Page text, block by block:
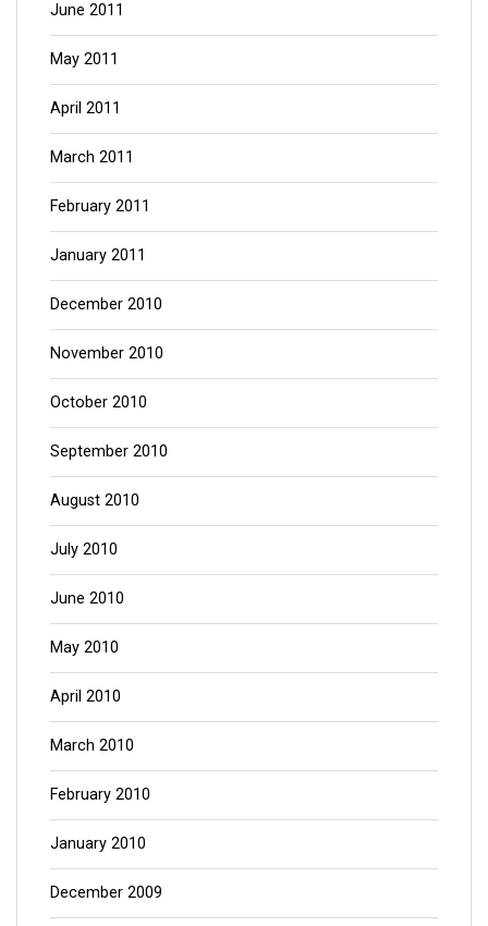
June 2011
May 2011
April 2011
March 2011
February 2011
January 2011
December 2010
November 2010
October 2010
September 2010
August 2010
July 2010
June 2010
May 2010
April 2010
March 2010
February 2010
January 2010
December 2009